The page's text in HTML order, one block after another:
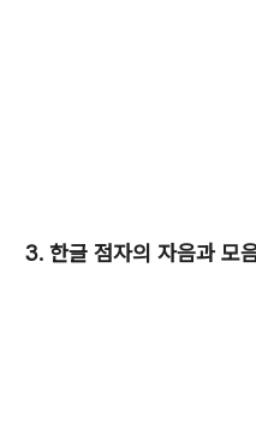
3. 한글 점자의 자음과 모